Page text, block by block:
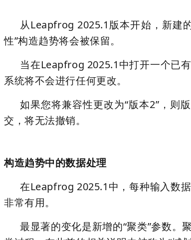
从Leapfrog 2025.1版本开始，新建
性”构造趋势将会被保留。
当在Leapfrog 2025.1中打开一个已
系统将不会进行任何更改。
如果您将兼容性更改为“版本2”，则
交，将无法撤销。
构造趋势中的数据处理
在Leapfrog 2025.1中，每种输入数
非常有用。
最显著的变化是新增的“聚类”参数